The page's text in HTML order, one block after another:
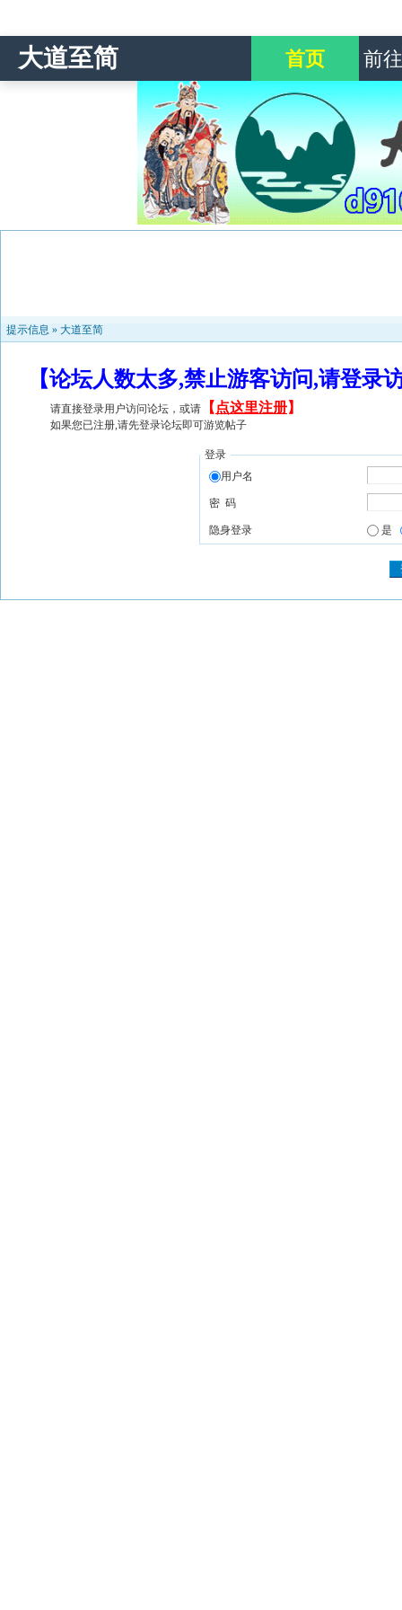
大道至简 首页 前
提示信息 » 大道至简
【论坛人数太多,禁止游客访问,请登
请直接登录用户访问论坛，或请 【 点这里注册】
如果您已注册,请先登录论坛即可游览帖子
登录
用户名
密 码
隐身登录 是